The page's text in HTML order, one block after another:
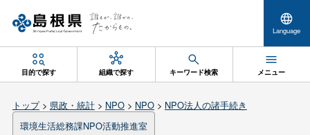
Language
目的で探す 組織で探す キーワード検索 メニュー
トップ> 県政・統計> NPO> NPO> NPO法人の諸手続き
環境生活総務課NPO活動推進室